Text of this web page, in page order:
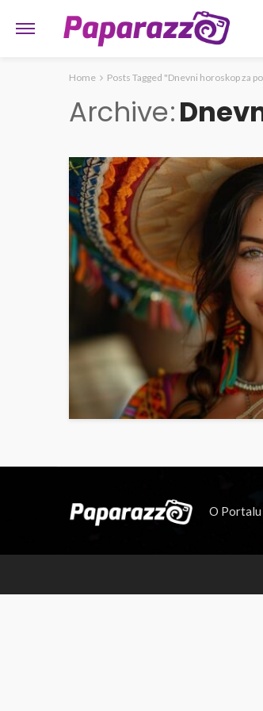
Home Posts Tagged "Dnevni horoskop za
Archive
O Portalu